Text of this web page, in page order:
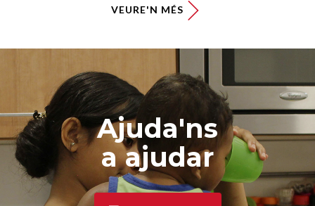
VEURE'N MÉS
Ajuda'ns
a ajudar